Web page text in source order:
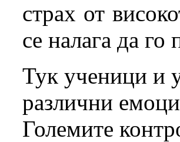
страх от
се налага да го
Тук ученици и
различни
Големите